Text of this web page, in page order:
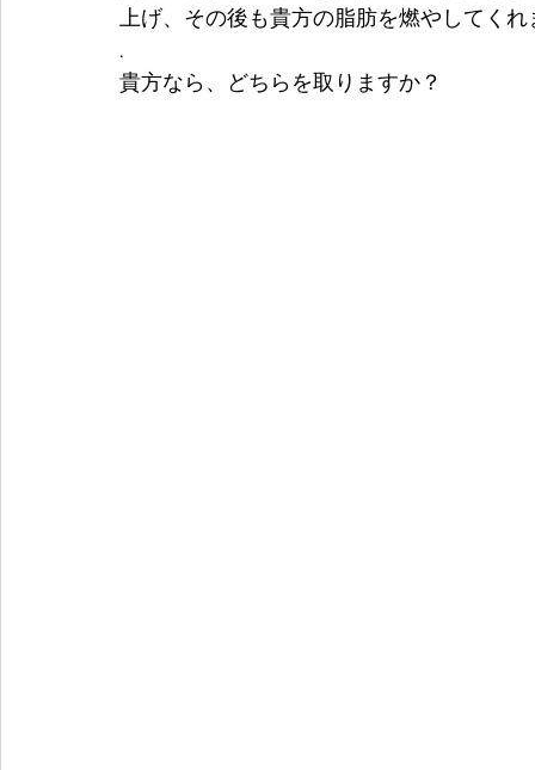
上げ、その後も貴方の脂肪を燃やしてくれ
.
貴方なら、どちらを取りますか？